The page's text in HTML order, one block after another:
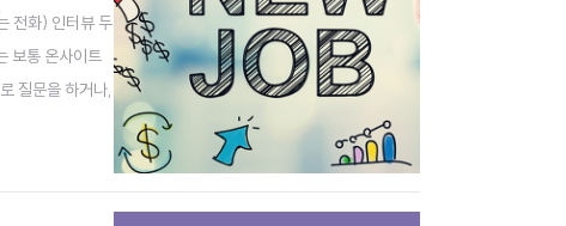
전화) 인터뷰 두
보통 온사이트
질문을 하거나,